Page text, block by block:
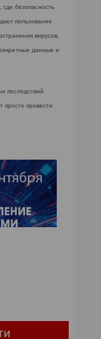
ПОДПИСКА
безопасность
пользование
вирусов,
данные и
последствий
просто провести